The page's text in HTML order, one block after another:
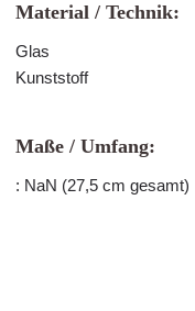
Material / Technik:
Glas
Kunststoff
Maße / Umfang:
: NaN (27,5 cm gesamt)